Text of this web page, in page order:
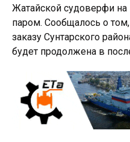
Жатайской судоверфи
паром. Сообщалось о
заказу Сунтарского
будет продолжена в